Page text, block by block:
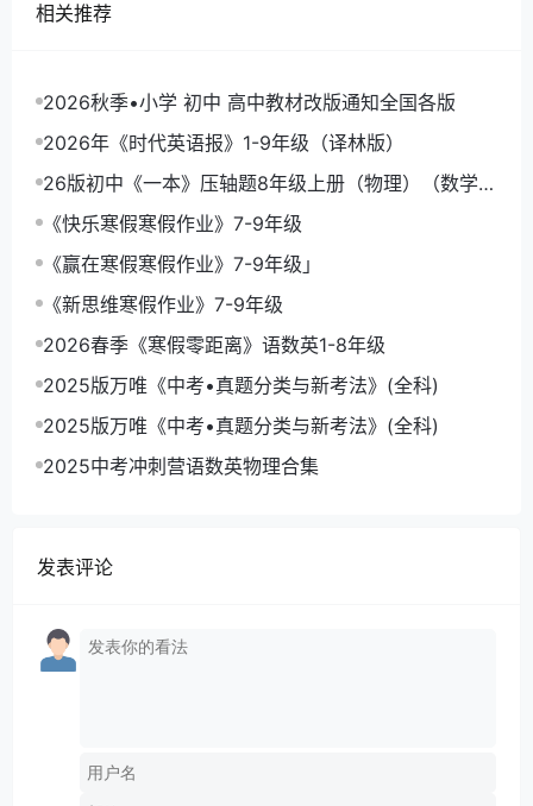
相关推荐
2026秋季•小学 初中 高中教材改版通知全国各版
2026年《时代英语报》1-9年级（译林版）
26版初中《一本》压轴题8年级上册（物理）（数学）
《一本函数》
《快乐寒假寒假作业》7-9年级
《赢在寒假寒假作业》7-9年级」
《新思维寒假作业》7-9年级
2026春季《寒假零距离》语数英1-8年级
2025版万唯《中考•真题分类与新考法》(全科)
2025版万唯《中考•真题分类与新考法》(全科)
2025中考冲刺营语数英物理合集
发表评论